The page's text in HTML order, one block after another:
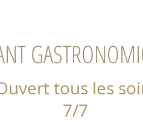
tous les
7/7